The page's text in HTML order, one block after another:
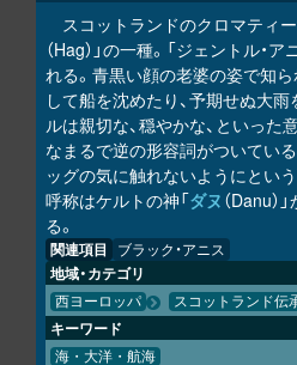
スコットランドのクロマティー
（Hag）」の一種。「ジェントル・
れる。青黒い顔の老婆の姿で知
して船を沈めたり、予期せぬ大
ルは親切な、穏やかな、といった
なまるで逆の形容詞がついてい
ッグの気に触れないようにとい
呼称はケルトの神「ダヌ （Danu
る。
関連項目 ブラック・アニス
地域・カテゴリ
西ヨーロッパ スコットランド伝
キーワード
海・大洋・航海